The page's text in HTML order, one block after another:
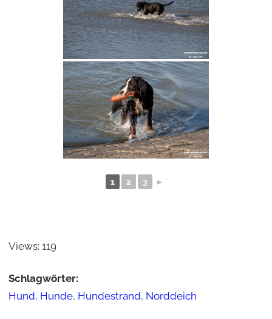
1 2 3 ►
Views: 119
Schlagwörter:
Hund, Hunde, Hundestrand, Norddeich